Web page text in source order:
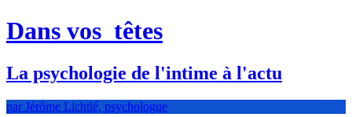
Dans vos têtes
La psychologie de l'intime à l'actu
par Jérôme Lichtlé, psychologue